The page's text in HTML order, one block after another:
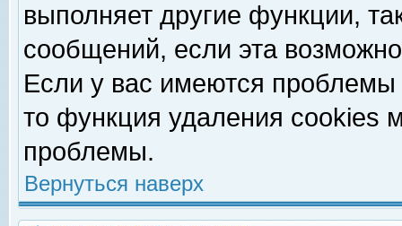
выполняет другие функции,
сообщений, если эта
Если у вас имеются
то функция удаления cookies
проблемы.
Вернуться наверх